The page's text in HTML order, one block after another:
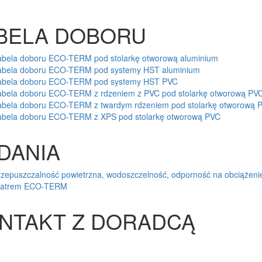
DOBORU
doboru ECO-TERM pod stolarkę otworową aluminium
doboru ECO-TERM pod systemy HST aluminium
doboru ECO-TERM pod systemy HST PVC
doboru ECO-TERM z rdzeniem z PVC pod stolarkę otworową
doboru ECO-TERM z twardym rdzeniem pod stolarkę otworową
doboru ECO-TERM z XPS pod stolarkę otworową PVC
powietrzna, wodoszczelność, odporność na
ECO-TERM
Z DORADCĄ